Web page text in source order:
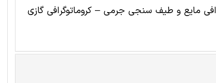
مایع و طیف سنجی جرمی – کروماتوگرافی گازی